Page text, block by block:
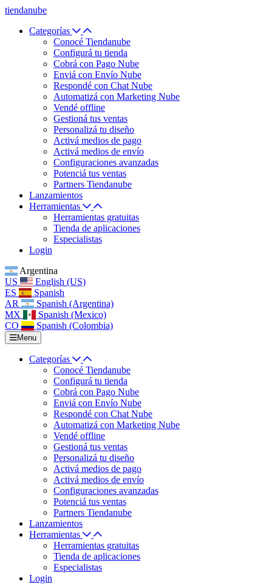
tiendanube
Categorías
Conocé Tiendanube
Configurá tu tienda
Cobrá con Pago Nube
Enviá con Envío Nube
Respondé con Chat Nube
Automatizá con Marketing Nube
Vendé offline
Gestioná tus ventas
Personalizá tu diseño
Activá medios de pago
Activá medios de envío
Configuraciones avanzadas
Potenciá tus ventas
Partners Tiendanube
Lanzamientos
Herramientas
Herramientas gratuitas
Tienda de aplicaciones
Especialistas
Login
Argentina
US
English (US)
ES
Spanish
AR
Spanish (Argentina)
MX
Spanish (Mexico)
CO
Spanish (Colombia)
Menu
Categorías
Conocé Tiendanube
Configurá tu tienda
Cobrá con Pago Nube
Enviá con Envío Nube
Respondé con Chat Nube
Automatizá con Marketing Nube
Vendé offline
Gestioná tus ventas
Personalizá tu diseño
Activá medios de pago
Activá medios de envío
Configuraciones avanzadas
Potenciá tus ventas
Partners Tiendanube
Lanzamientos
Herramientas
Herramientas gratuitas
Tienda de aplicaciones
Especialistas
Login